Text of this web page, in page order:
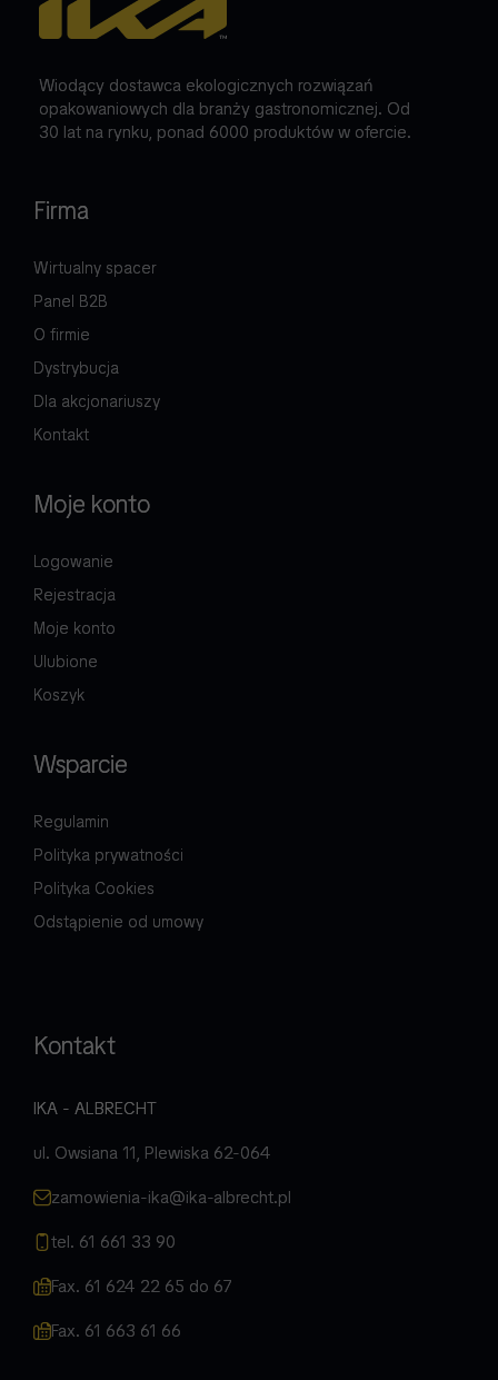
Wiodący dostawca ekologicznych rozwiązań
opakowaniowych dla branży gastronomicznej. Od
30 lat na rynku, ponad 6000 produktów w ofercie.
Firma
Wirtualny spacer
Panel B2B
O firmie
Dystrybucja
Dla akcjonariuszy
Kontakt
Moje konto
Logowanie
Rejestracja
Moje konto
Ulubione
Koszyk
Wsparcie
Regulamin
Polityka prywatności
Polityka Cookies
Odstąpienie od umowy
Kontakt
IKA - ALBRECHT
ul. Owsiana 11, Plewiska 62-064
zamowienia-ika@ika-albrecht.pl
tel. 61 661 33 90
Fax. 61 624 22 65 do 67
Fax. 61 663 61 66